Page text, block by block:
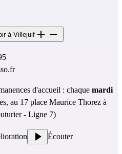
à Villejuif
d'accueil : chaque mardi
au 17 place Maurice Thorez à
- Ligne 7)
Écouter